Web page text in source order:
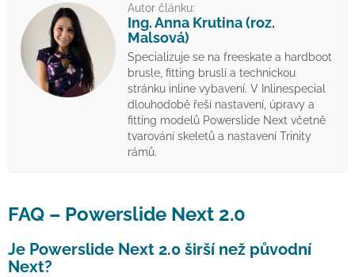
Autor článku:
Ing. Anna Krutina (roz.
Malsová)
Specializuje se na freeskate a hardboot
brusle, fitting bruslí a technickou
stránku inline vybavení. V Inlinespecial
dlouhodobě řeší nastavení, úpravy a
fitting modelů Powerslide Next včetně
tvarování skeletů a nastavení Trinity
rámů.
FAQ – Powerslide Next 2.0
Je Powerslide Next 2.0 širší než původní
Next?